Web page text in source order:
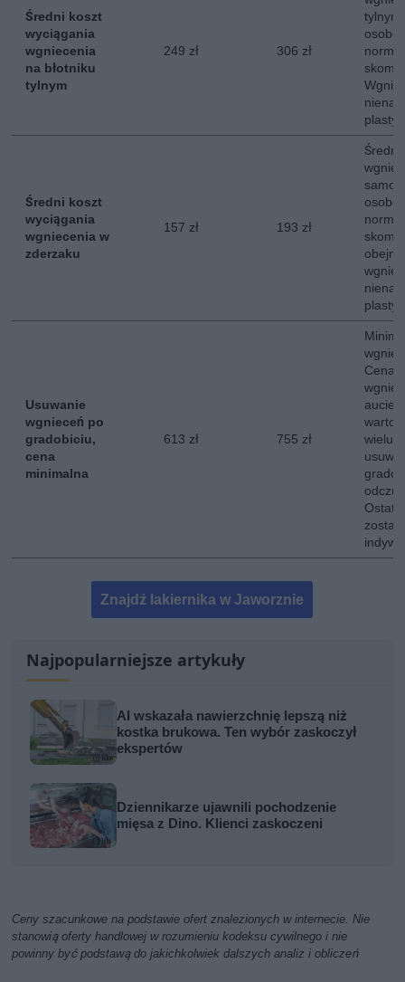
Średni koszt
wyciągania
wgniecenia
na błotniku
tylnym
249 zł 306 zł
tylnym
Średni koszt
wyciągania
wgniecenia w
zderzaku
157 zł 193 zł
Średni
Usuwanie
wgnieceń po
gradobiciu,
cena
minimalna
613 zł 755 zł
Cena
aucie
wielu
Znajdź lakiernika w Jaworznie
Najpopularniejsze artykuły
AI wskazała nawierzchnię lepszą niż
kostka brukowa. Ten wybór zaskoczył
ekspertów
Dziennikarze ujawnili pochodzenie
mięsa z Dino. Klienci zaskoczeni
Ceny szacunkowe na podstawie ofert znalezionych w internecie. Nie
stanowią oferty handlowej w rozumieniu kodeksu cywilnego i nie
powinny być podstawą do jakichkolwiek dalszych analiz i obliczeń